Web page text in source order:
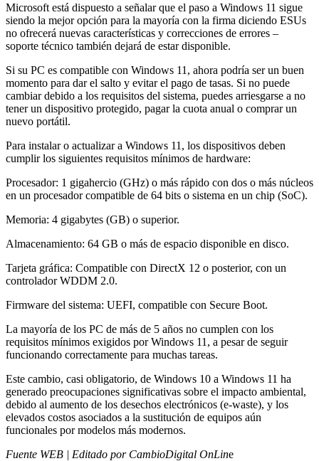
Microsoft está dispuesto a señalar que el paso a Windows 11 sigue
siendo la mejor opción para la mayoría con la firma diciendo ESUs
no ofrecerá nuevas características y correcciones de errores –
soporte técnico también dejará de estar disponible.
Si su PC es compatible con Windows 11, ahora podría ser un buen
momento para dar el salto y evitar el pago de tasas. Si no puede
cambiar debido a los requisitos del sistema, puedes arriesgarse a no
tener un dispositivo protegido, pagar la cuota anual o comprar un
nuevo portátil.
Para instalar o actualizar a Windows 11, los dispositivos deben
cumplir los siguientes requisitos mínimos de hardware:
Procesador: 1 gigahercio (GHz) o más rápido con dos o más núcleos
en un procesador compatible de 64 bits o sistema en un chip (SoC).
Memoria: 4 gigabytes (GB) o superior.
Almacenamiento: 64 GB o más de espacio disponible en disco.
Tarjeta gráfica: Compatible con DirectX 12 o posterior, con un
controlador WDDM 2.0.
Firmware del sistema: UEFI, compatible con Secure Boot.
La mayoría de los PC de más de 5 años no cumplen con los
requisitos mínimos exigidos por Windows 11, a pesar de seguir
funcionando correctamente para muchas tareas.
Este cambio, casi obligatorio, de Windows 10 a Windows 11 ha
generado preocupaciones significativas sobre el impacto ambiental,
debido al aumento de los desechos electrónicos (e-waste), y los
elevados costos asociados a la sustitución de equipos aún
funcionales por modelos más modernos.
Fuente WEB | Editado por CambioDigital OnLine